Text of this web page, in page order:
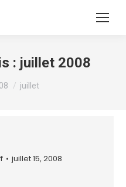
: juillet 2008
: juillet
juillet 15, 2008